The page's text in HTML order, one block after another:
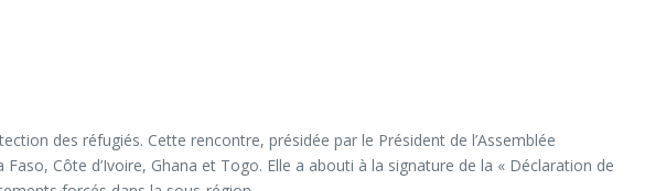
des réfugiés. Cette rencontre, présidée par le Président de l’Assemblée
Côte d’Ivoire, Ghana et Togo. Elle a abouti à la signature de la « Déclaration de